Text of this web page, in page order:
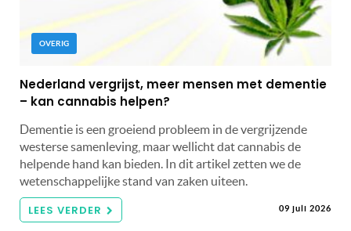
OVERIG
Nederland vergrijst, meer mensen met dementie
– kan cannabis helpen?
Dementie is een groeiend probleem in de vergrijzende
westerse samenleving, maar wellicht dat cannabis de
helpende hand kan bieden. In dit artikel zetten we de
wetenschappelijke stand van zaken uiteen.
LEES VERDER 09 juli 2026